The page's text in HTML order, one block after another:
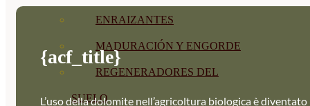
ENRAIZANTES
MADURACIÓN Y ENGORDE
REGENERADORES DEL
SUELO
{acf_title}
L’uso della dolomite nell’agricoltura biologica è diventato